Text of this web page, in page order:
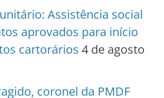
Assistência social
aprovados para início
cartorários 4 de agosto
coronel da PMDF